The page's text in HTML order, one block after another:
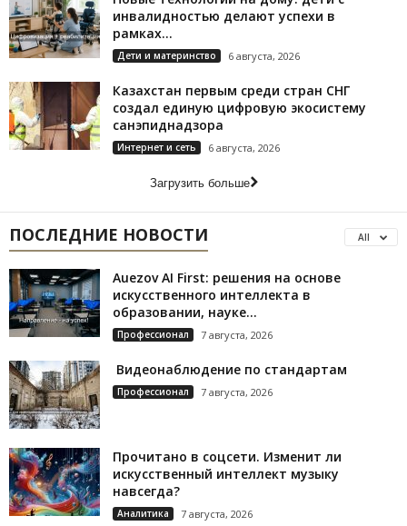
инвалидностью делают успехи в
рамках...
Дети и материнство 6 августа, 2026
Казахстан первым среди стран СНГ
создал единую цифровую экосистему
санэпиднадзора
Интернет и сеть 6 августа, 2026
Загрузить больше
ПОСЛЕДНИЕ НОВОСТИ All
Auezov AI First: решения на основе
искусственного интеллекта в
образовании, науке...
Профессионал 7 августа, 2026
Видеонаблюдение по стандартам
Профессионал 7 августа, 2026
Прочитано в соцсети. Изменит ли
искусственный интеллект музыку
навсегда?
Аналитика 7 августа, 2026